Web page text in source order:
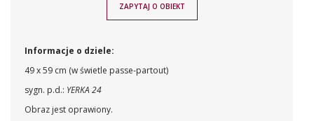
ZAPYTAJ O OBIEKT
Informacje o dziele:
49 x 59 cm (w świetle passe-partout)
sygn. p.d.: YERKA 24
Obraz jest oprawiony.